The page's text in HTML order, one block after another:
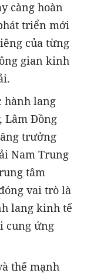
càng hoàn
triển mới
của từng
gian kinh
hành lang
Lâm Đồng
trưởng
Nam Trung
tâm
vai trò là
lang kinh tế
cung ứng
thế mạnh